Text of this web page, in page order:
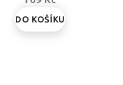
DO KOŠÍKU